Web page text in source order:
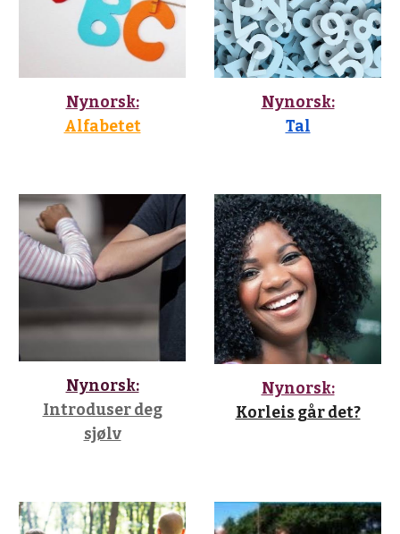
Nynorsk:
Alfabetet
Nynorsk:
Tal
Nynorsk:
Introduser deg
sjølv
Nynorsk:
Korleis går det?